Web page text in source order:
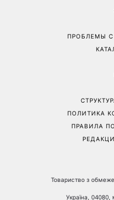
ПРОБЛЕМЫ С
ПОЛИТИКА
ПРАВИЛА
Товариство з
Україна, 04080,